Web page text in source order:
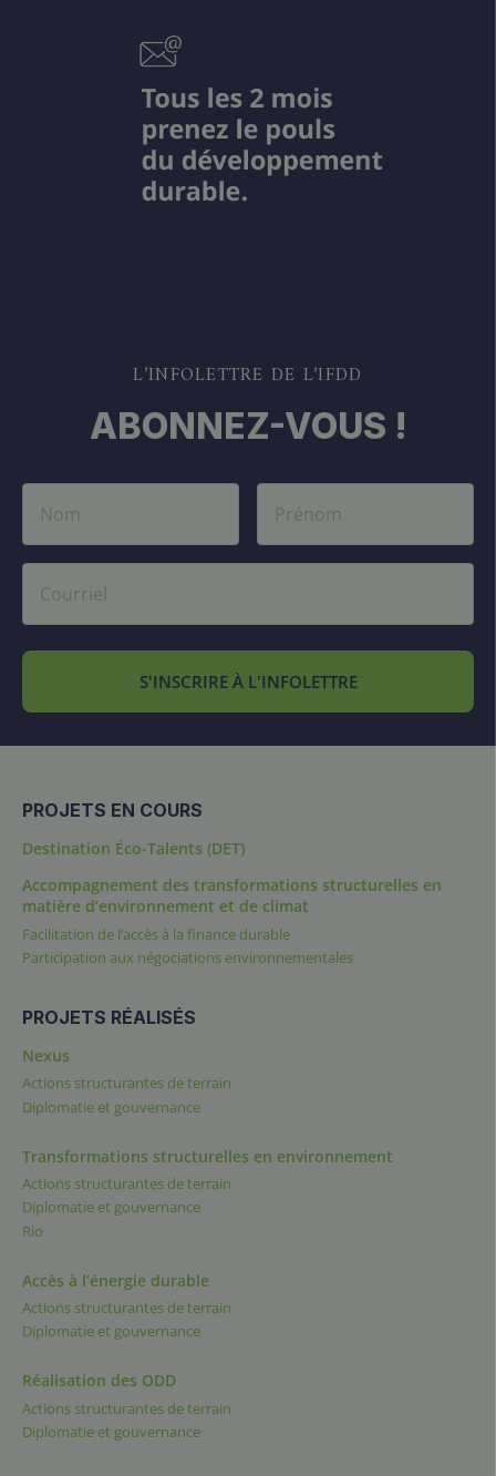
L’INFOLETTRE DE L’IFDD
ABONNEZ-VOUS !
S'INSCRIRE À L'INFOLETTRE
PROJETS EN COURS
Destination Éco-Talents (DET)
Accompagnement des transformations structurelles en
matière d’environnement et de climat
Facilitation de l’accès à la finance durable
Participation aux négociations environnementales
PROJETS RÉALISÉS
Nexus
Actions structurantes de terrain
Diplomatie et gouvernance
Transformations structurelles en environnement
Actions structurantes de terrain
Diplomatie et gouvernance
Rio
Accès à l’énergie durable
Actions structurantes de terrain
Diplomatie et gouvernance
Réalisation des ODD
Actions structurantes de terrain
Diplomatie et gouvernance